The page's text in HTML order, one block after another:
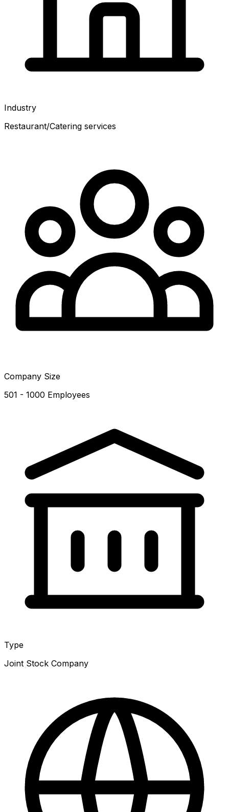
Industry
Restaurant/Catering services
Company Size
501 - 1000 Employees
Type
Joint Stock Company